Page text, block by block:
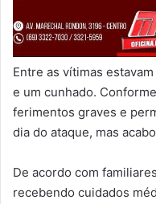
Entre as vítimas
e um cunhado.
ferimentos graves e
dia do ataque, mas
De acordo com
recebendo cuidados